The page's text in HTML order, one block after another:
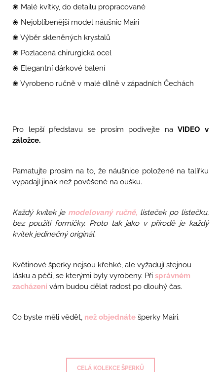
❀ Malé kvítky, do detailu propracované
❀ Nejoblíbenější model náušnic Mairi
❀ Výběr skleněných krystalů
❀ Pozlacená chirurgická ocel
❀ Elegantní dárkové balení
❀ Vyrobeno ručně v malé dílně v západních Čechách
Pro lepší představu se prosím podívejte naVIDEO v
záložce.
Pamatujte prosím na to, že náušnice položené na talířku
vypadají jinak než pověšené na oušku.
Každý kvítek je modelovaný ručně, lísteček po lístečku,
bez použití formičky. Proto tak jako v přírodě je každý
kvítek jedinečný originál.
Květinové šperky nejsou křehké, ale vyžadují stejnou
lásku a péči, se kterými byly vyrobeny. Při správném
zacházení vám budou dělat radost po dlouhý čas.
Co byste měli vědět, než objednáte šperky Mairi.
CELÁ KOLEKCE ŠPERKŮ